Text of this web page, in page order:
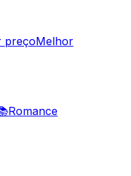
preçoMelhor
Romance